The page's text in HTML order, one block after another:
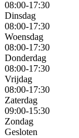
08:00-17:30
Dinsdag
08:00-17:30
Woensdag
08:00-17:30
Donderdag
08:00-17:30
Vrijdag
08:00-17:30
Zaterdag
09:00-15:30
Zondag
Gesloten